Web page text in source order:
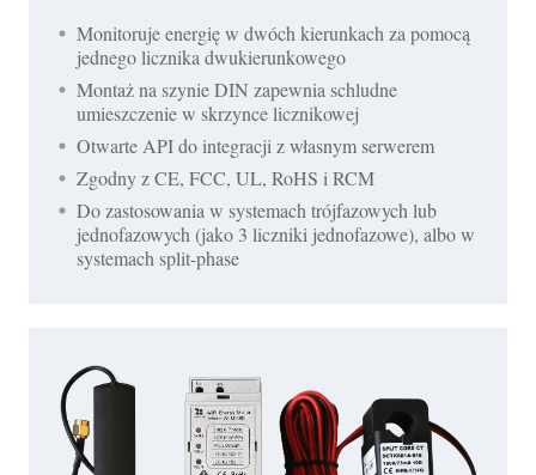
Monitoruje energię w dwóch kierunkach za pomocą
jednego licznika dwukierunkowego
Montaż na szynie DIN zapewnia schludne
umieszczenie w skrzynce licznikowej
Otwarte API do integracji z własnym serwerem
Zgodny z CE, FCC, UL, RoHS i RCM
Do zastosowania w systemach trójfazowych lub
jednofazowych (jako 3 liczniki jednofazowe), albo w
systemach split-phase